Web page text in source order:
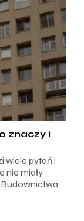
znaczy i
wiele pytań i
nie miały